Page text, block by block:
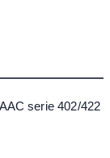
serie 402/422